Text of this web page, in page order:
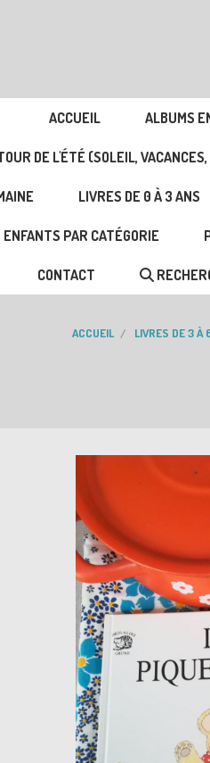
ACCUEIL ALBUMS
DE L'ÉTÉ (SOLEIL,
LIVRES DE 0 À 3 ANS
ENFANTS PAR CATÉGORIE
CONTACT
ACCUEIL LIVRES DE 3 À